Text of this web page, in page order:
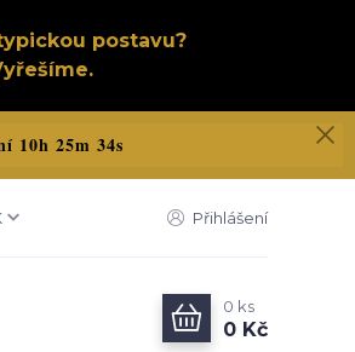
postavu?
10h 25m 33s
Přihlášení
0 ks
0 Kč